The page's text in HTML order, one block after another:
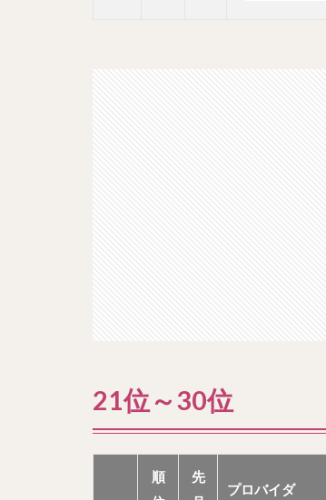
21位～30位
順
先
プロバイダ